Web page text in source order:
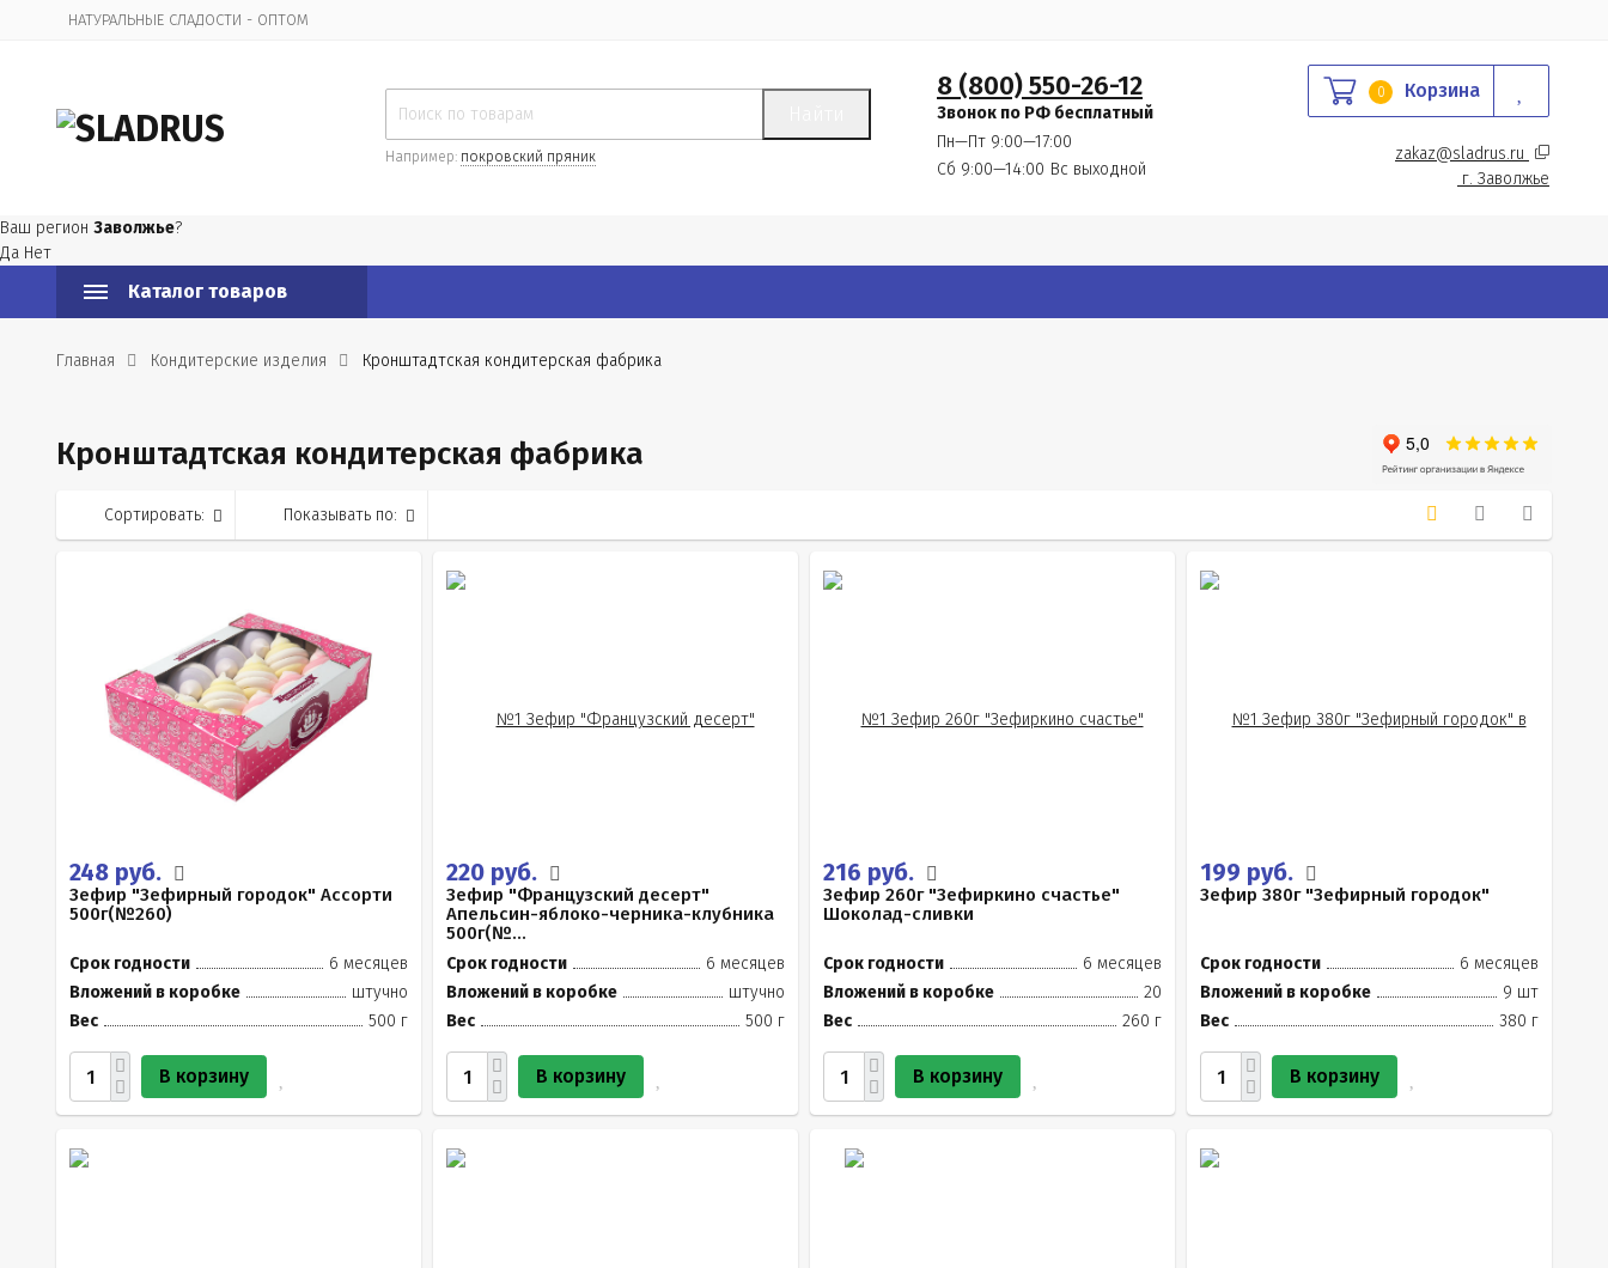
НАТУРАЛЬНЫЕ СЛАДОСТИ - ОПТОМ
Например: покровский пряник
8 (800) 550-26-12
Звонок по РФ бесплатный
Пн—Пт 9:00—17:00
Сб 9:00—14:00 Вс выходной
0 Корзина
zakaz@sladrus.ru
г. Заволжье
Ваш регион Заволжье?
Да Нет
Каталог товаров
Главная Кондитерские изделия Кронштадтская кондитерская фабрика
Кронштадтская кондитерская фабрика
Сортировать: Показывать по:
248 руб.
Зефир "Зефирный городок" Ассорти
500г(№260)
Срок годности
6 месяцев
Вложений в коробке
штучно
Вес
500 г
В корзину
220 руб.
Зефир "Французский десерт"
Апельсин-яблоко-черника-клубника
500г(№...
Срок годности
6 месяцев
Вложений в коробке
штучно
Вес
500 г
В корзину
216 руб.
Зефир 260г "Зефиркино счастье"
Шоколад-сливки
Срок годности
6 месяцев
Вложений в коробке
20
Вес
260 г
В корзину
199 руб.
Зефир 380г "Зефирный городок"
Срок годности
6 месяцев
Вложений в коробке
9 шт
Вес
380 г
В корзину